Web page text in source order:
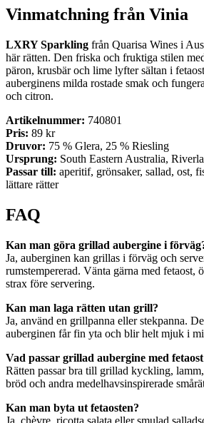
Vinmatchning från Vinia
LXRY Sparkling från Quarisa Wines i
här rätten. Den friska och fruktiga stilen
päron, krusbär och lime lyfter sältan i
auberginens milda rostade smak och
och citron.
Artikelnummer: 740801
Pris: 89 kr
Druvor: 75 % Glera, 25 % Riesling
Ursprung: South Eastern Australia,
Passar till: aperitif, grönsaker, sallad, ost,
lättare rätter
FAQ
Kan man göra grillad aubergine i
Ja, auberginen kan grillas i förväg och
rumstempererad. Vänta gärna med fetaost,
strax före servering.
Kan man laga rätten utan grill?
Ja, använd en grillpanna eller stekpanna.
auberginen får fin yta och blir helt mjuk i
Vad passar grillad aubergine med
Rätten passar bra till grillad kyckling,
bröd och andra medelhavsinspirerade
Kan man byta ut fetaosten?
Ja, chèvre, ricotta salata eller smulad